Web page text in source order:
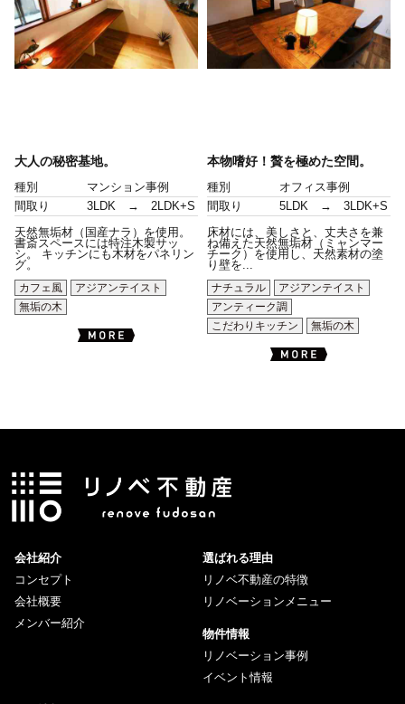
大人の秘密基地。
種別
マンション事例
間取り
3LDK → 2LDK+S
天然無垢材（国産ナラ）を使用。
書斎スペースには特注木製サッ
シ。 キッチンにも木材をパネリン
グ。
カフェ風
アジアンテイスト
無垢の木
本物嗜好！贅を極めた空間。
種別
オフィス事例
間取り
5LDK → 3LDK+S
床材には、美しさと、丈夫さを兼
ね備えた天然無垢材（ミャンマー
チーク）を使用し、天然素材の塗
り壁を...
ナチュラル
アジアンテイスト
アンティーク調
こだわりキッチン
無垢の木
会社紹介
コンセプト
会社概要
メンバー紹介
選ばれる理由
リノベ不動産の特徴
リノベーションメニュー
物件情報
リノベーション事例
イベント情報